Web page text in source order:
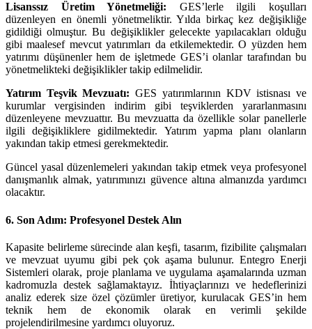
Lisanssız Üretim Yönetmeliği: GES’lerle ilgili koşulları
düzenleyen en önemli yönetmeliktir. Yılda birkaç kez değişikliğe
gidildiği olmuştur. Bu değişiklikler gelecekte yapılacakları olduğu
gibi maalesef mevcut yatırımları da etkilemektedir. O yüzden hem
yatırımı düşünenler hem de işletmede GES’i olanlar tarafından bu
yönetmelikteki değişiklikler takip edilmelidir.
Yatırım Teşvik Mevzuatı: GES yatırımlarının KDV istisnası ve
kurumlar vergisinden indirim gibi teşviklerden yararlanmasını
düzenleyene mevzuattır. Bu mevzuatta da özellikle solar panellerle
ilgili değişikliklere gidilmektedir. Yatırım yapma planı olanların
yakından takip etmesi gerekmektedir.
Güncel yasal düzenlemeleri yakından takip etmek veya profesyonel
danışmanlık almak, yatırımınızı güvence altına almanızda yardımcı
olacaktır.
6. Son Adım: Profesyonel Destek Alın
Kapasite belirleme sürecinde alan keşfi, tasarım, fizibilite çalışmaları
ve mevzuat uyumu gibi pek çok aşama bulunur. Entegro Enerji
Sistemleri olarak, proje planlama ve uygulama aşamalarında uzman
kadromuzla destek sağlamaktayız. İhtiyaçlarınızı ve hedeflerinizi
analiz ederek size özel çözümler üretiyor, kurulacak GES’in hem
teknik hem de ekonomik olarak en verimli şekilde
projelendirilmesine yardımcı oluyoruz.